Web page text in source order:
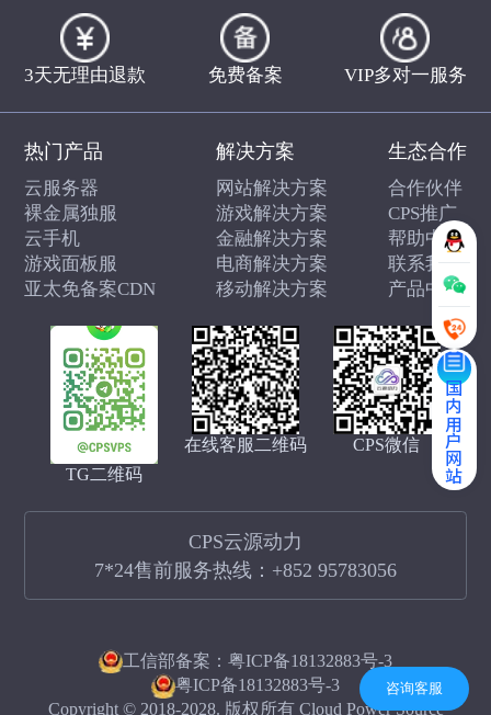
国内用户网站
3天无理由退款 免费备案 VIP多对一服务
TG二维码
在线客服二维码 CPS微信
CPS云源动力
7*24售前服务热线： +852 95783056
热门产品
云服务器
裸金属独服
云手机
游戏面板服
亚太免备案CDN
解决方案
网站解决方案
游戏解决方案
金融解决方案
电商解决方案
移动解决方案
生态合作
合作伙伴
CPS推广
帮助中心
联系我们
产品中心
工信部备案：粤ICP备18132883号-3
粤ICP备18132883号-3
Copyright © 2018-2028. 版权所有 Cloud Power Source
咨询客服